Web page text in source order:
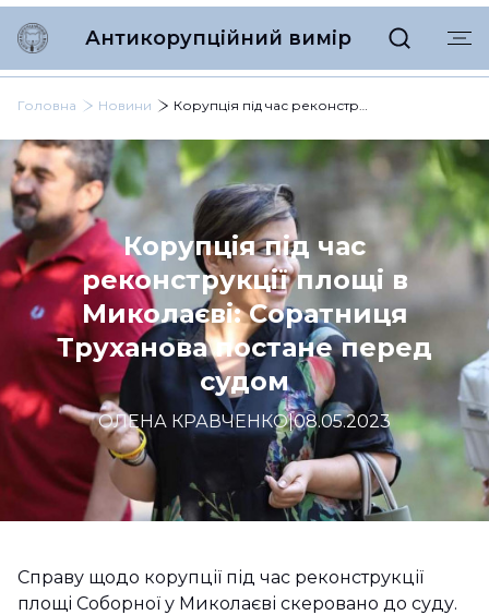
Антикорупційний вимір
Головна Новини Корупція під час реконструкції площі в Миколаєві: Соратниця Труханова постане перед судом
Корупція під час
реконструкції площі в
Миколаєві: Соратниця
Труханова постане перед
судом
ОЛЕНА КРАВЧЕНКО|08.05.2023
Справу щодо корупції під час реконструкції
площі Соборної у Миколаєві скеровано до суду.